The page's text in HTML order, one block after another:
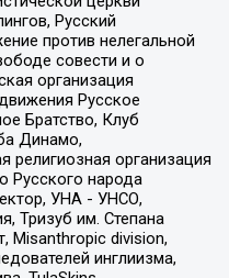
Русский
против нелегальной
совести и о
организация
Русское
Братство, Клуб
Динамо,
религиозная организация
Русского народа
УНА - УНСО,
Тризуб им. Степана
Misanthropic division,
инглиизма,